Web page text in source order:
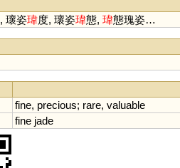
瓌姿瑋度, 瓌姿瑋態, 瑋態瑰姿…
fine, precious; rare, valuable
fine jade